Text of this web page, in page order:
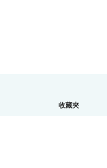
收藏夾